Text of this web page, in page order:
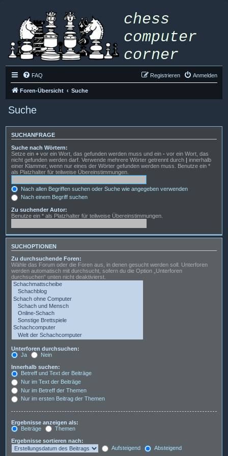
FAQ Anmelden
Registrieren
Foren-Übersicht Suche
Suche
SUCHANFRAGE
Suche nach Wörtern:
Setze ein + vor ein Wort, das gefunden werden muss und ein - vor ein Wort, das
nicht gefunden werden darf. Verwende mehrere Wörter getrennt durch | innerhalb
einer Klammer, wenn nur eines der Wörter gefunden werden muss. Benutze ein *
als Platzhalter für teilweise Übereinstimmungen.
Nach allen Begriffen suchen oder Suche wie angegeben verwenden
Nach einem Begriff suchen
Zu suchender Autor:
Benutze ein * als Platzhalter für teilweise Übereinstimmungen.
SUCHOPTIONEN
Zu durchsuchende Foren:
Wähle das Forum oder die Foren aus, in denen gesucht werden soll. Unterforen
werden automatisch mit durchsucht, sofern du die Option „Unterforen
durchsuchen“ unten nicht deaktivierst.
Unterforen durchsuchen:
Ja
Nein
Innerhalb suchen:
Betreff und Text der Beiträge
Nur im Text der Beiträge
Nur im Betreff der Themen
Nur im ersten Beitrag der Themen
Ergebnisse anzeigen als:
Beiträge
Themen
Ergebnisse sortieren nach:
Aufsteigend
Absteigend